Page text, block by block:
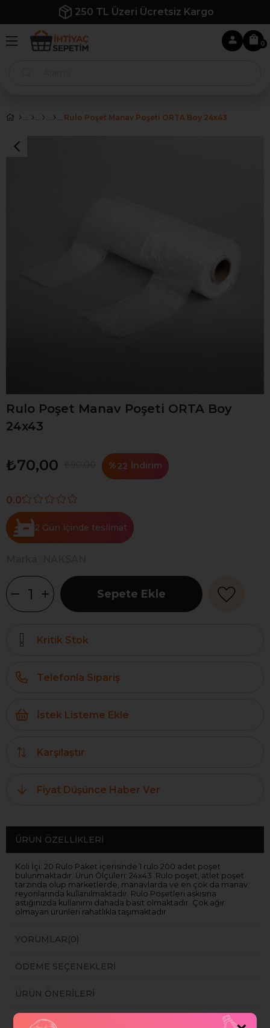
250 TL Üzeri Ücretsiz Kargo
0
Rulo Poşet Manav Poşeti ORTA Boy 24x43
Rulo Poşet Manav Poşeti ORTA Boy
24x43
₺70,00 %22 İndirim
0.0
2 Gün
Kritik Stok
Telefonla Sipariş
İstek Listeme Ekle
Karşılaştır
Fiyat Düşünce Haber Ver
ÜRÜN ÖZELLIKLERI
Koli İçi: 20 Rulo Paket içerisinde 1 rulo 200 adet poşet
bulunmaktadır. Ürün Ölçüleri: 24x43 .Rulo poşet, atlet poşet
tarzında olup marketlerde, manavlarda ve en çok da manav
reyonlarında kullanılmaktadır. Rulo Poşetleri askısına
astığınızda kullanımı dahada basit olmaktadır. Çok ağır
olmayan ürünleri rahatlıkla taşımaktadır
YORUMLAR(0)
ÖDEME SEÇENEKLERI
ÜRÜN ÖNERILERI